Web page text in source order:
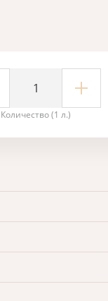
Количество (1 л.)